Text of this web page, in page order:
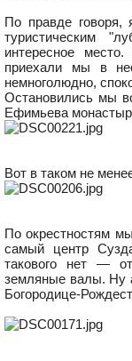
По правде говоря,
туристическим
интересное
приехали мы в
немноголюдно,
Остановились мы
Ефимьева
Вот в таком не
По окрестностям
самый центр
такового нет —
земляные валы. Ну
Богородице-